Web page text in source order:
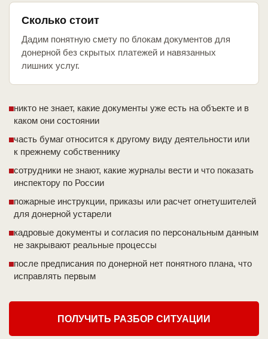
Сколько стоит
Дадим понятную смету по блокам документов для
донерной без скрытых платежей и навязанных
лишних услуг.
никто не знает, какие документы уже есть на объекте и в
каком они состоянии
часть бумаг относится к другому виду деятельности или
к прежнему собственнику
сотрудники не знают, какие журналы вести и что показать
инспектору по России
пожарные инструкции, приказы или расчет огнетушителей
для донерной устарели
кадровые документы и согласия по персональным данным
не закрывают реальные процессы
после предписания по донерной нет понятного плана, что
исправлять первым
ПОЛУЧИТЬ РАЗБОР СИТУАЦИИ